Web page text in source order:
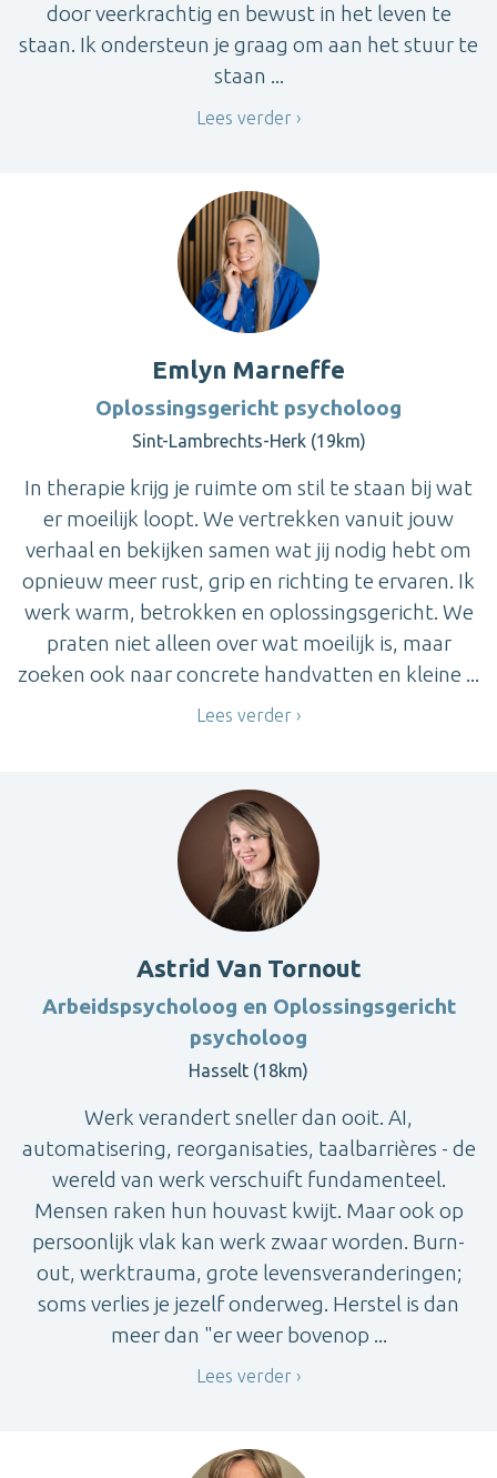
door veerkrachtig en bewust in het leven te
staan. Ik ondersteun je graag om aan het stuur te
staan ...
Lees verder
Emlyn Marneffe
Oplossingsgericht psycholoog
Sint-Lambrechts-Herk (19km)
In therapie krijg je ruimte om stil te staan bij wat
er moeilijk loopt. We vertrekken vanuit jouw
verhaal en bekijken samen wat jij nodig hebt om
opnieuw meer rust, grip en richting te ervaren. Ik
werk warm, betrokken en oplossingsgericht. We
praten niet alleen over wat moeilijk is, maar
zoeken ook naar concrete handvatten en kleine ...
Lees verder
Astrid Van Tornout
Arbeidspsycholoog en Oplossingsgericht
psycholoog
Hasselt (18km)
Werk verandert sneller dan ooit. AI,
automatisering, reorganisaties, taalbarrières - de
wereld van werk verschuift fundamenteel.
Mensen raken hun houvast kwijt. Maar ook op
persoonlijk vlak kan werk zwaar worden. Burn-
out, werktrauma, grote levensveranderingen;
soms verlies je jezelf onderweg. Herstel is dan
meer dan "er weer bovenop ...
Lees verder